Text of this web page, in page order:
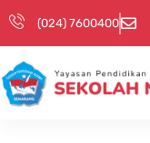
Skip
(024) 7600400